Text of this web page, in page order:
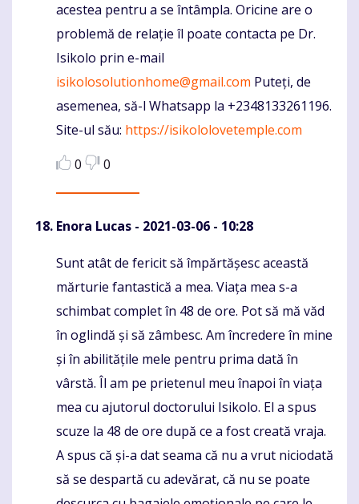
acestea pentru a se întâmpla. Oricine are o
problemă de relație îl poate contacta pe Dr.
Isikolo prin e-mail
isikolosolutionhome@gmail.com Puteți, de
asemenea, să-l Whatsapp la +2348133261196.
Site-ul său: https://isikololovetemple.com
0
0
Enora Lucas - 2021-03-06 - 10:28
Komentaras
Sunt atât de fericit să împărtășesc această
mărturie fantastică a mea. Viața mea s-a
schimbat complet în 48 de ore. Pot să mă văd
în oglindă și să zâmbesc. Am încredere în mine
și în abilitățile mele pentru prima dată în
vârstă. Îl am pe prietenul meu înapoi în viața
mea cu ajutorul doctorului Isikolo. El a spus
scuze la 48 de ore după ce a fost creată vraja.
A spus că și-a dat seama că nu a vrut niciodată
să se despartă cu adevărat, că nu se poate